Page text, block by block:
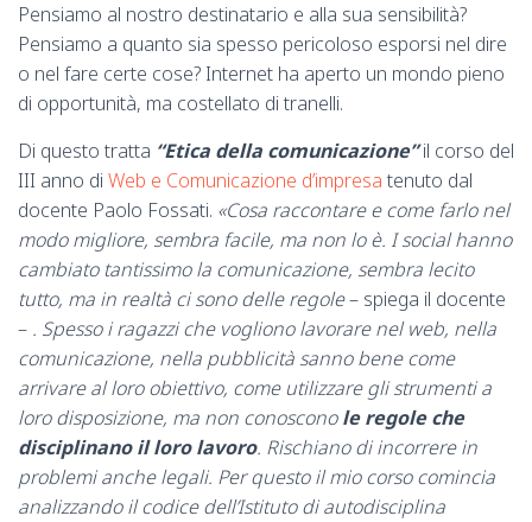
Pensiamo al nostro destinatario e alla sua sensibilità?
Pensiamo a quanto sia spesso pericoloso esporsi nel dire
o nel fare certe cose? Internet ha aperto un mondo pieno
di opportunità, ma costellato di tranelli.
Di questo tratta “Etica della comunicazione”il corso del
III anno di Web e Comunicazione d’impresatenuto dal
docente Paolo Fossati. «Cosa raccontare e come farlo nel
modo migliore, sembra facile, ma non lo è. I social hanno
cambiato tantissimo la comunicazione, sembra lecito
tutto, ma in realtà ci sono delle regole– spiega il docente
– . Spesso i ragazzi che vogliono lavorare nel web, nella
comunicazione, nella pubblicità sanno bene come
arrivare al loro obiettivo, come utilizzare gli strumenti a
loro disposizione, ma non conosconole regole che
disciplinano il loro lavoro. Rischiano di incorrere in
problemi anche legali. Per questo il mio corso comincia
analizzando il codice dell’Istituto di autodisciplina